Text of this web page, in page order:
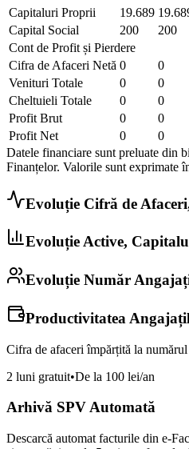
Capitaluri Proprii
19.689
Capital Social
200
200
Cont de Profit și Pierdere
Cifra de Afaceri Netă 0
0
Venituri Totale
0
0
Cheltuieli Totale
0
0
Profit Brut
0
0
Profit Net
0
0
Datele financiare sunt preluate din
Finanțelor. Valorile sunt exprimate
Evoluție Cifră de
Evoluție Active,
Evoluție Număr
Productivitatea
Cifra de afaceri împărțită la numărul
2 luni gratuit•De la 100 lei/an
Arhivă SPV Automată
Descarcă automat facturile din e-